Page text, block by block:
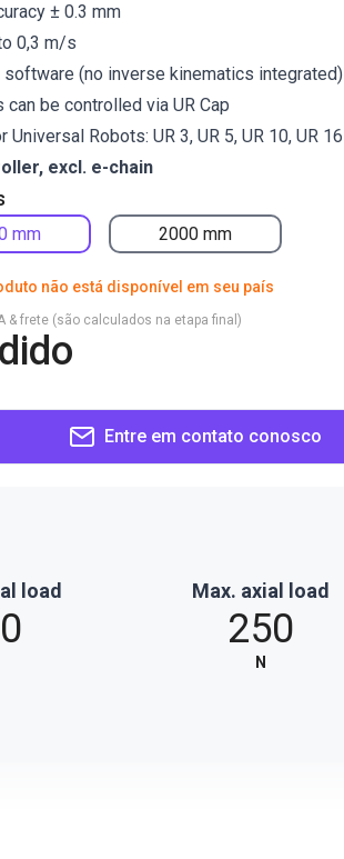
mm 2000 mm
± 0.3 mm
0,3 m/s
software (no inverse kinematics integrated)
can be controlled via UR Cap
Universal Robots: UR 3, UR 5, UR 10, UR 16
excl. e-chain
não está disponível em seu país
& frete (são calculados na etapa final)
Entre em contato conosco
load Max. axial load
250
N